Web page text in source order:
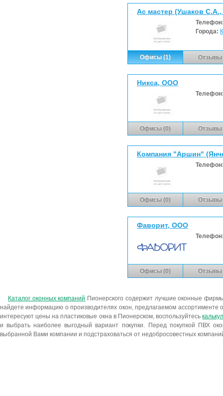
Ас мастер (Ушаков
Города:
Офисы (1) Отзывы
Никса, ООО
Офисы (0) Отзывы
Компания "Аршин"
Офисы (0) Отзывы
Фаворит, ООО
Офисы (0) Отзывы
Каталог оконных компаний Пионерского содержит лучшие оконные
найдете информацию о производителях окон, предлагаемом
интересуют цены на пластиковые окна в Пионерском, воспользуйтесь
и выбрать наиболее выгодный вариант покупки. Перед покупкой ПВХ
выбранной Вами компании и подстраховаться от недобросовестных